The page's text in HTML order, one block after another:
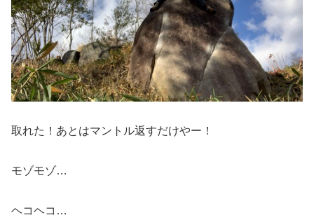
取れた！あとはマントル返すだけやー！
モゾモゾ…
ヘコヘコ…